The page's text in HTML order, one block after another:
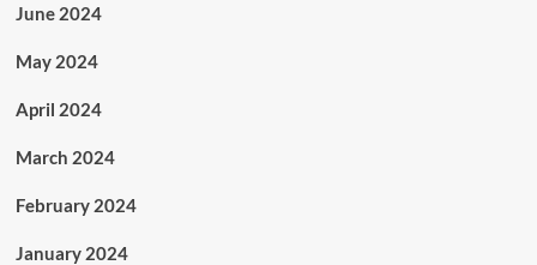
June 2024
May 2024
April 2024
March 2024
February 2024
January 2024